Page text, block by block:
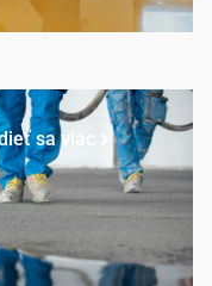
sa viac